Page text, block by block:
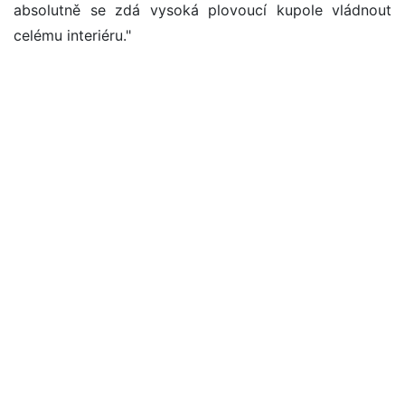
absolutně se zdá vysoká plovoucí kupole vládnout
celému interiéru."